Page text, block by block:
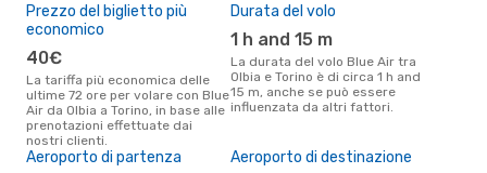
Prezzo del biglietto più
economico
40€
La tariffa più economica delle
ultime 72 ore per volare con Blue
Air da Olbia a Torino, in base alle
prenotazioni effettuate dai
nostri clienti.
Durata del volo
1 h and 15 m
La durata del volo Blue Air tra
Olbia e Torino è di circa 1 h and
15 m, anche se può essere
influenzata da altri fattori.
Aeroporto di partenza Aeroporto di destinazione